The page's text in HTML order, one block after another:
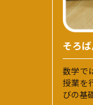
そろ
数学で
授業を
びの基